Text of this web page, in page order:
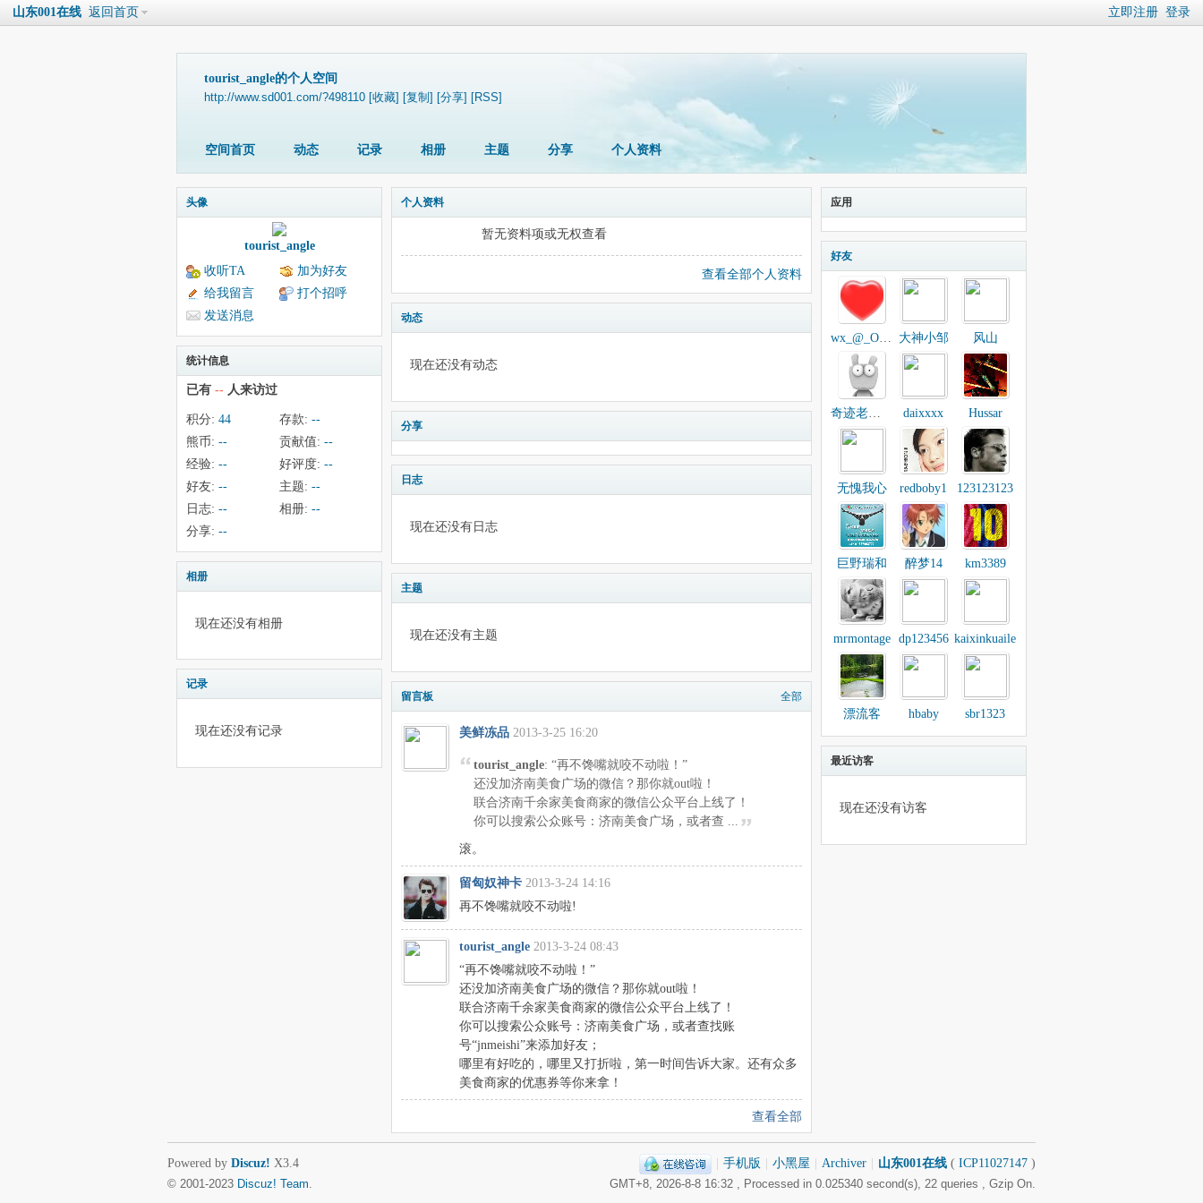
立即注册 登录
山东001在线 返回首页
tourist_angle的个人空间
http://www.sd001.com/?498110 [收藏] [复制] [分享] [RSS]
空间首页 动态 记录 相册 主题 分享 个人资料
头像
tourist_angle
收听TA
加为好友
给我留言
打个招呼
发送消息
统计信息
已有 -- 人来访过
积分: 44 存款: --
熊币: -- 贡献值: --
经验: -- 好评度: --
好友: -- 主题: --
日志: -- 相册: --
分享: --
相册
现在还没有相册
记录
现在还没有记录
个人资料
暂无资料项或无权查看
查看全部个人资料
动态
现在还没有动态
分享
日志
现在还没有日志
主题
现在还没有主题
留言板 全部
美鲜冻品 2013-3-25 16:20
tourist_angle: “再不馋嘴就咬不动啦！”
还没加济南美食广场的微信？那你就out啦！
联合济南千余家美食商家的微信公众平台上线了！
你可以搜索公众账号：济南美食广场，或者查 ...
滚。
留匈奴神卡 2013-3-24 14:16
再不馋嘴就咬不动啦!
tourist_angle 2013-3-24 08:43
“再不馋嘴就咬不动啦！”
还没加济南美食广场的微信？那你就out啦！
联合济南千余家美食商家的微信公众平台上线了！
你可以搜索公众账号：济南美食广场，或者查找账
号“jnmeishi”来添加好友；
哪里有好吃的，哪里又打折啦，第一时间告诉大家。还有众多
美食商家的优惠券等你来拿！
查看全部
应用
好友
wx_@_O2S5u 大神小邹 风山
奇迹老小子 daixxxx Hussar
无愧我心 redboby1 123123123
巨野瑞和 醉梦14 km3389
mrmontage dp123456 kaixinkuaile
漂流客 hbaby sbr1323
最近访客
现在还没有访客
手机版 小黑屋 Archiver 山东001在线 ( ICP11027147 )
GMT+8, 2026-8-8 16:32 , Processed in 0.025340 second(s), 22 queries , Gzip On.
Powered by Discuz! X3.4
© 2001-2023 Discuz! Team.